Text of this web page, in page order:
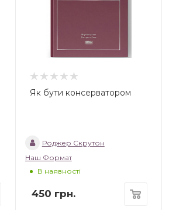
Як бути консерватором
Роджер Скрутон
Наш Формат
В наявності
450 грн.